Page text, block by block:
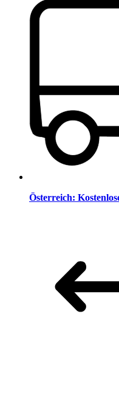
Österreich: